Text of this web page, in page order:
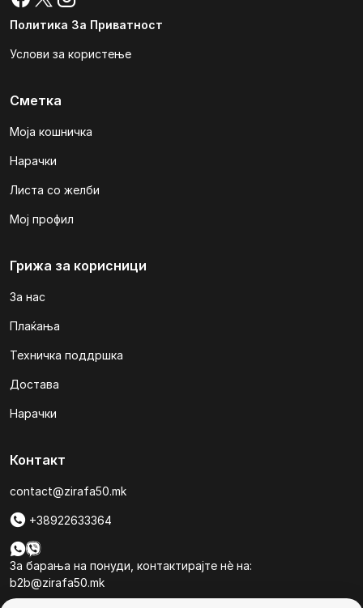
Политика За Приватност
Услови за користење
Сметка
Моја кошничка
Нарачки
Листа со желби
Мој профил
Грижа за корисници
За нас
Плаќања
Техничка поддршка
Достава
Нарачки
Контакт
contact@zirafa50.mk
+38922633364
За барања на понуди, контактирајте нѐ на:
b2b@zirafa50.mk